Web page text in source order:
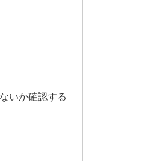
いか確認する